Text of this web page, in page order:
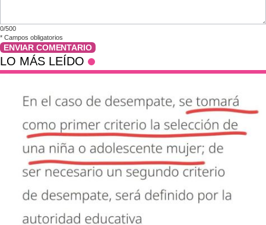
0/500
* Campos obligatorios
ENVIAR COMENTARIO
LO MÁS LEÍDO